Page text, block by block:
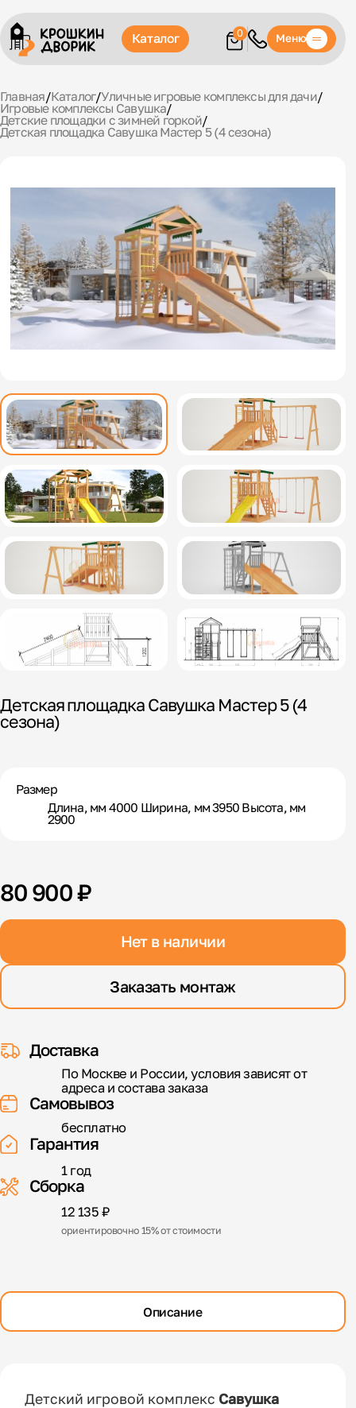
Каталог 0 Меню
Главная/Каталог/Уличные игровые комплексы для дачи/
Игровые комплексы Савушка/
Детские площадки с зимней горкой/
Детская площадка Савушка Мастер 5 (4 сезона)
Детская площадка Савушка Мастер 5 (4
сезона)
Размер
Длина, мм 4000 Ширина, мм 3950 Высота, мм
2900
80 900 ₽
Нет в наличии
Заказать монтаж
Доставка
По Москве и России, условия зависят от
адреса и состава заказа
Самовывоз
бесплатно
Гарантия
1 год
Сборка
12 135 ₽
ориентировочно 15% от стоимости
Описание
Детский игровой комплекс Савушка